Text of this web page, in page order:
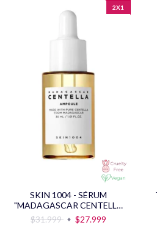
2X1
SKIN 1004 - SÉRUM
"MADAGASCAR CENTELLA
AMPOULE" - 30ML
$31.999 $27.999